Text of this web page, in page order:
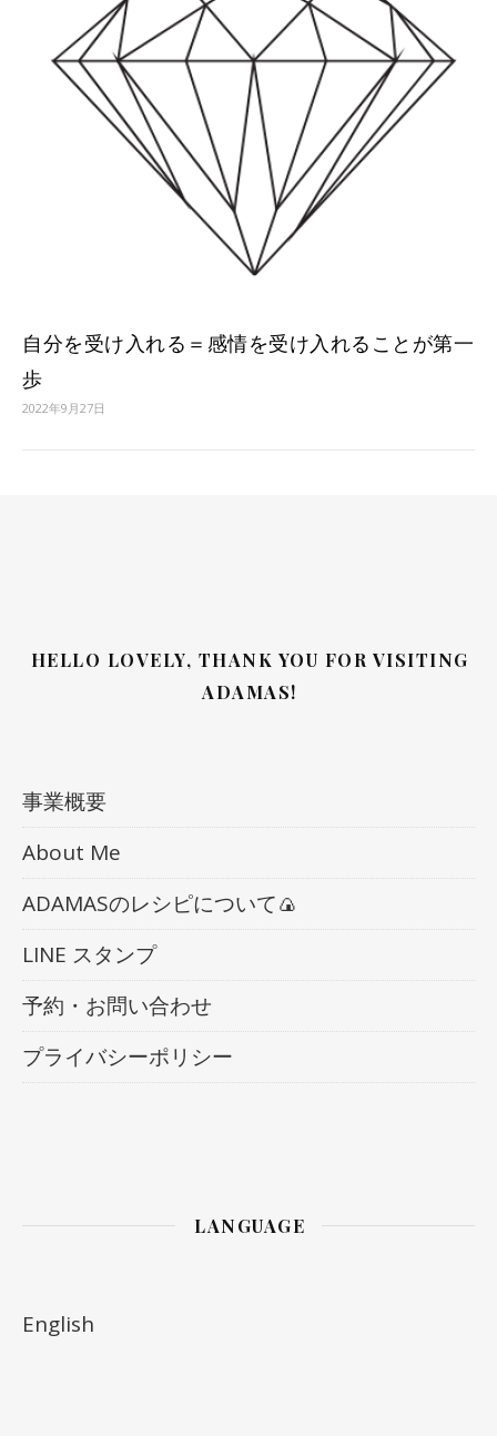
自分を受け入れる＝感情を受け入れることが第一
歩
2022年9月27日
HELLO LOVELY, THANK YOU FOR VISITING
ADAMAS!
事業概要
About Me
ADAMASのレシピについて🍙
LINE スタンプ
予約・お問い合わせ
プライバシーポリシー
LANGUAGE
English